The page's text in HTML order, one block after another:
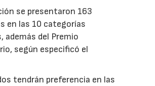
se presentaron 163
en las 10 categorías
además del Premio
según especificó el
tendrán preferencia en las